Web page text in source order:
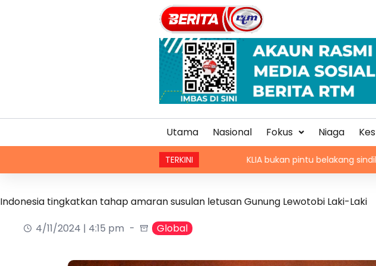
Utama Nasional Fokus Niaga Kes
TERKINI KLIA bukan pintu belakang sindiket dadah
Indonesia tingkatkan tahap amaran susulan letusan Gunung Lewotobi Laki-Laki
4/11/2024 | 4:15 pm
Global